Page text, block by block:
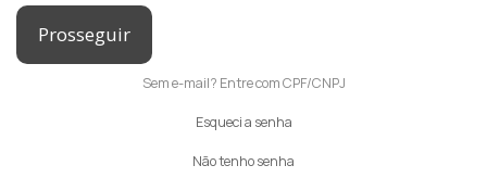
Prosseguir
Sem e-mail? Entre com CPF/CNPJ
Esqueci a senha
Não tenho senha